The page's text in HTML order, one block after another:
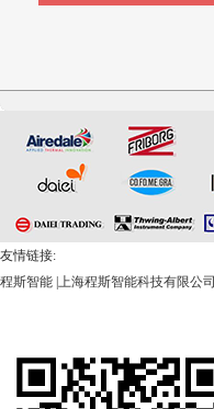
友情链接:
程斯智能 上海程斯智能科技有限公司